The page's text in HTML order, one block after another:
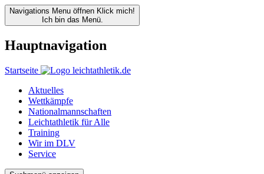
Navigations Menu öffnen Klick mich!
Ich bin das Menü.
Hauptnavigation
Startseite
Aktuelles
Wettkämpfe
Nationalmannschaften
Leichtathletik für Alle
Training
Wir im DLV
Service